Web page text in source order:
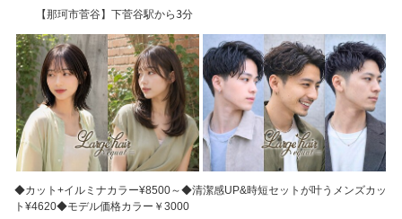
【那珂市菅谷】下菅谷駅から3分
◆カット+イルミナカラー¥8500～◆清潔感UP&時短セットが叶うメンズカッ
ト¥4620◆モデル価格カラー￥3000